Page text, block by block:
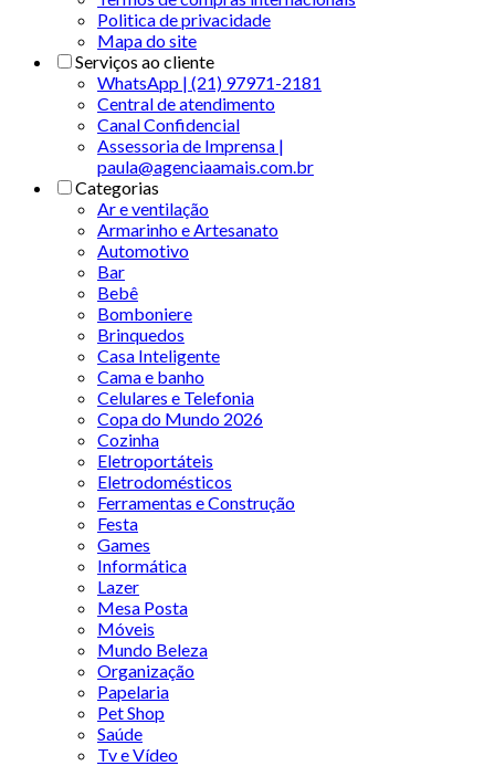
Politica de privacidade
Mapa do site
Serviços ao cliente
WhatsApp | (21) 97971-2181
Central de atendimento
Canal Confidencial
Assessoria de Imprensa |
paula@agenciaamais.com.br
Categorias
Ar e ventilação
Armarinho e Artesanato
Automotivo
Bar
Bebê
Bomboniere
Brinquedos
Casa Inteligente
Cama e banho
Celulares e Telefonia
Copa do Mundo 2026
Cozinha
Eletroportáteis
Eletrodomésticos
Ferramentas e Construção
Festa
Games
Informática
Lazer
Mesa Posta
Móveis
Mundo Beleza
Organização
Papelaria
Pet Shop
Saúde
Tv e Vídeo